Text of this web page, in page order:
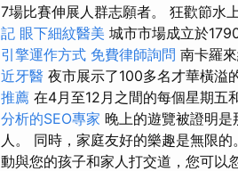
7場比賽伸展人群志願者。 狂歡節水
記 眼下細紋醫美 城市市場成立於
引擎運作方式 免費律師詢問 南卡羅
近牙醫 夜市展示了100多名才華橫溢
推薦 在4月至12月之間的每個星期五
分析的SEO專家 晚上的遊覽被證明
人。 同時，家庭友好的樂趣是無限的
動與您的孩子和家人打交道，您可以